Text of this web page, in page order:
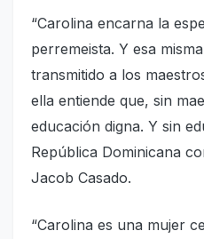
“Carolina encarna la
perremeista. Y esa
transmitido a los
ella entiende que, sin
educación digna. Y sin
República Dominicana
Jacob Casado.
“Carolina es una mujer